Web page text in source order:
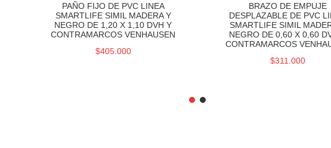
PAÑO FIJO DE PVC LINEA
SMARTLIFE SIMIL MADERA Y
NEGRO DE 1,20 X 1,10 DVH Y
CONTRAMARCOS VENHAUSEN
$405.000
BRAZO DE EMPUJE
DESPLAZABLE DE PVC
SMARTLIFE SIMIL
NEGRO DE 0,60 X 0,60
CONTRAMARCOS
$311.000